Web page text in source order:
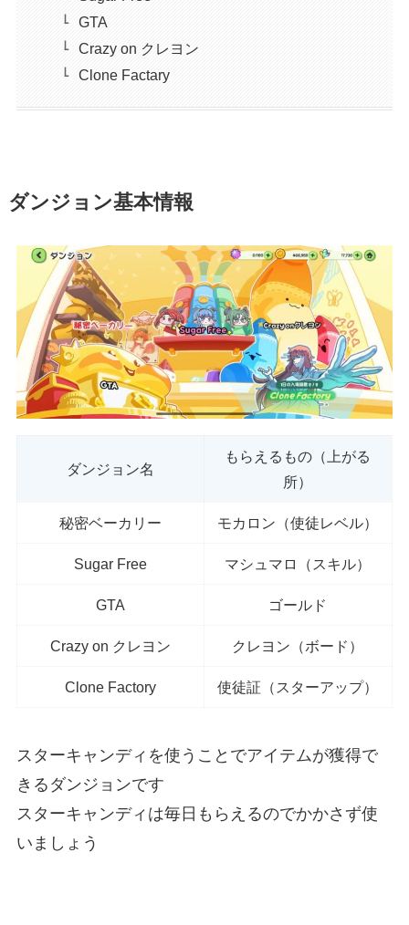
GTA
Crazy on クレヨン
Clone Factary
ダンジョン基本情報
ダンジョン名
もらえるもの（上がる
所）
秘密ベーカリー モカロン（使徒レベル）
Sugar Free マシュマロ（スキル）
GTA ゴールド
Crazy on クレヨン クレヨン（ボード）
Clone Factory 使徒証（スターアップ）
スターキャンディを使うことでアイテムが獲得で
きるダンジョンです
スターキャンディは毎日もらえるのでかかさず使
いましょう